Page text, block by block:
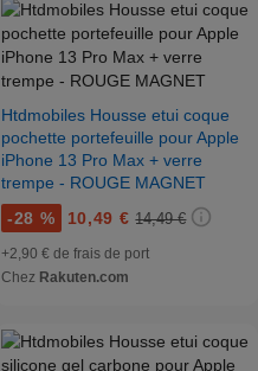
Htdmobiles Housse etui coque
pochette portefeuille pour Apple
iPhone 13 Pro Max + verre
trempe - ROUGE MAGNET
-28 % 10,49 € 14,49 €
+2,90 € de frais de port
Chez Rakuten.com